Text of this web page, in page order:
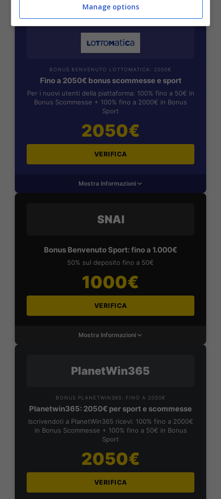
Mostra Informazioni
BONUS BENVENUTO LOTTOMATICA: 2050€
Fino a 2050€ bonus scommesse e sport
Per i nuovi utenti della piattaforma: 100% fino a 50€ in
Bonus Scommesse + 100% fino a 2000€ in Bonus
Sport
2050€
VERIFICA
Mostra Informazioni
SNAI
Bonus Benvenuto Sport: fino a 1.000€
50% sul deposito fino a 50€
1000€
VERIFICA
Mostra Informazioni
PlanetWin365
BONUS PLANETWIN365: FINO A 2050€
Planetwin365: 2050€ per sport e scommesse
Iscrivendoti a PlanetWin365 ricevi: 100% fino a 2000€
in Bonus Scommesse + 100% fino a 50€ in Bonus
Sport
2050€
VERIFICA
Manage options